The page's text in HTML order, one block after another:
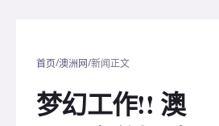
首页/澳洲网/新闻正文
梦幻工作!! 澳